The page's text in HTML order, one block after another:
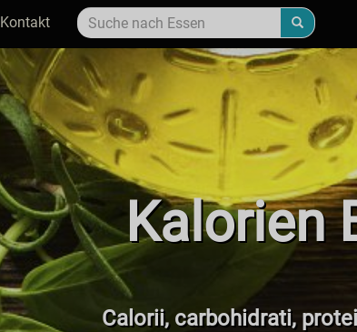
Kontakt
Kalorien
Calorii, carbohidrati,